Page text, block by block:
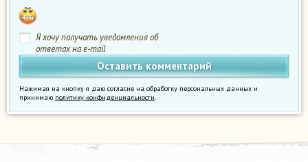
Я хочу получать уведомления об
ответах на e-mail
Нажимая на кнопку я даю согласие на обработку персональных данных и
принимаю политику конфиденциальности.